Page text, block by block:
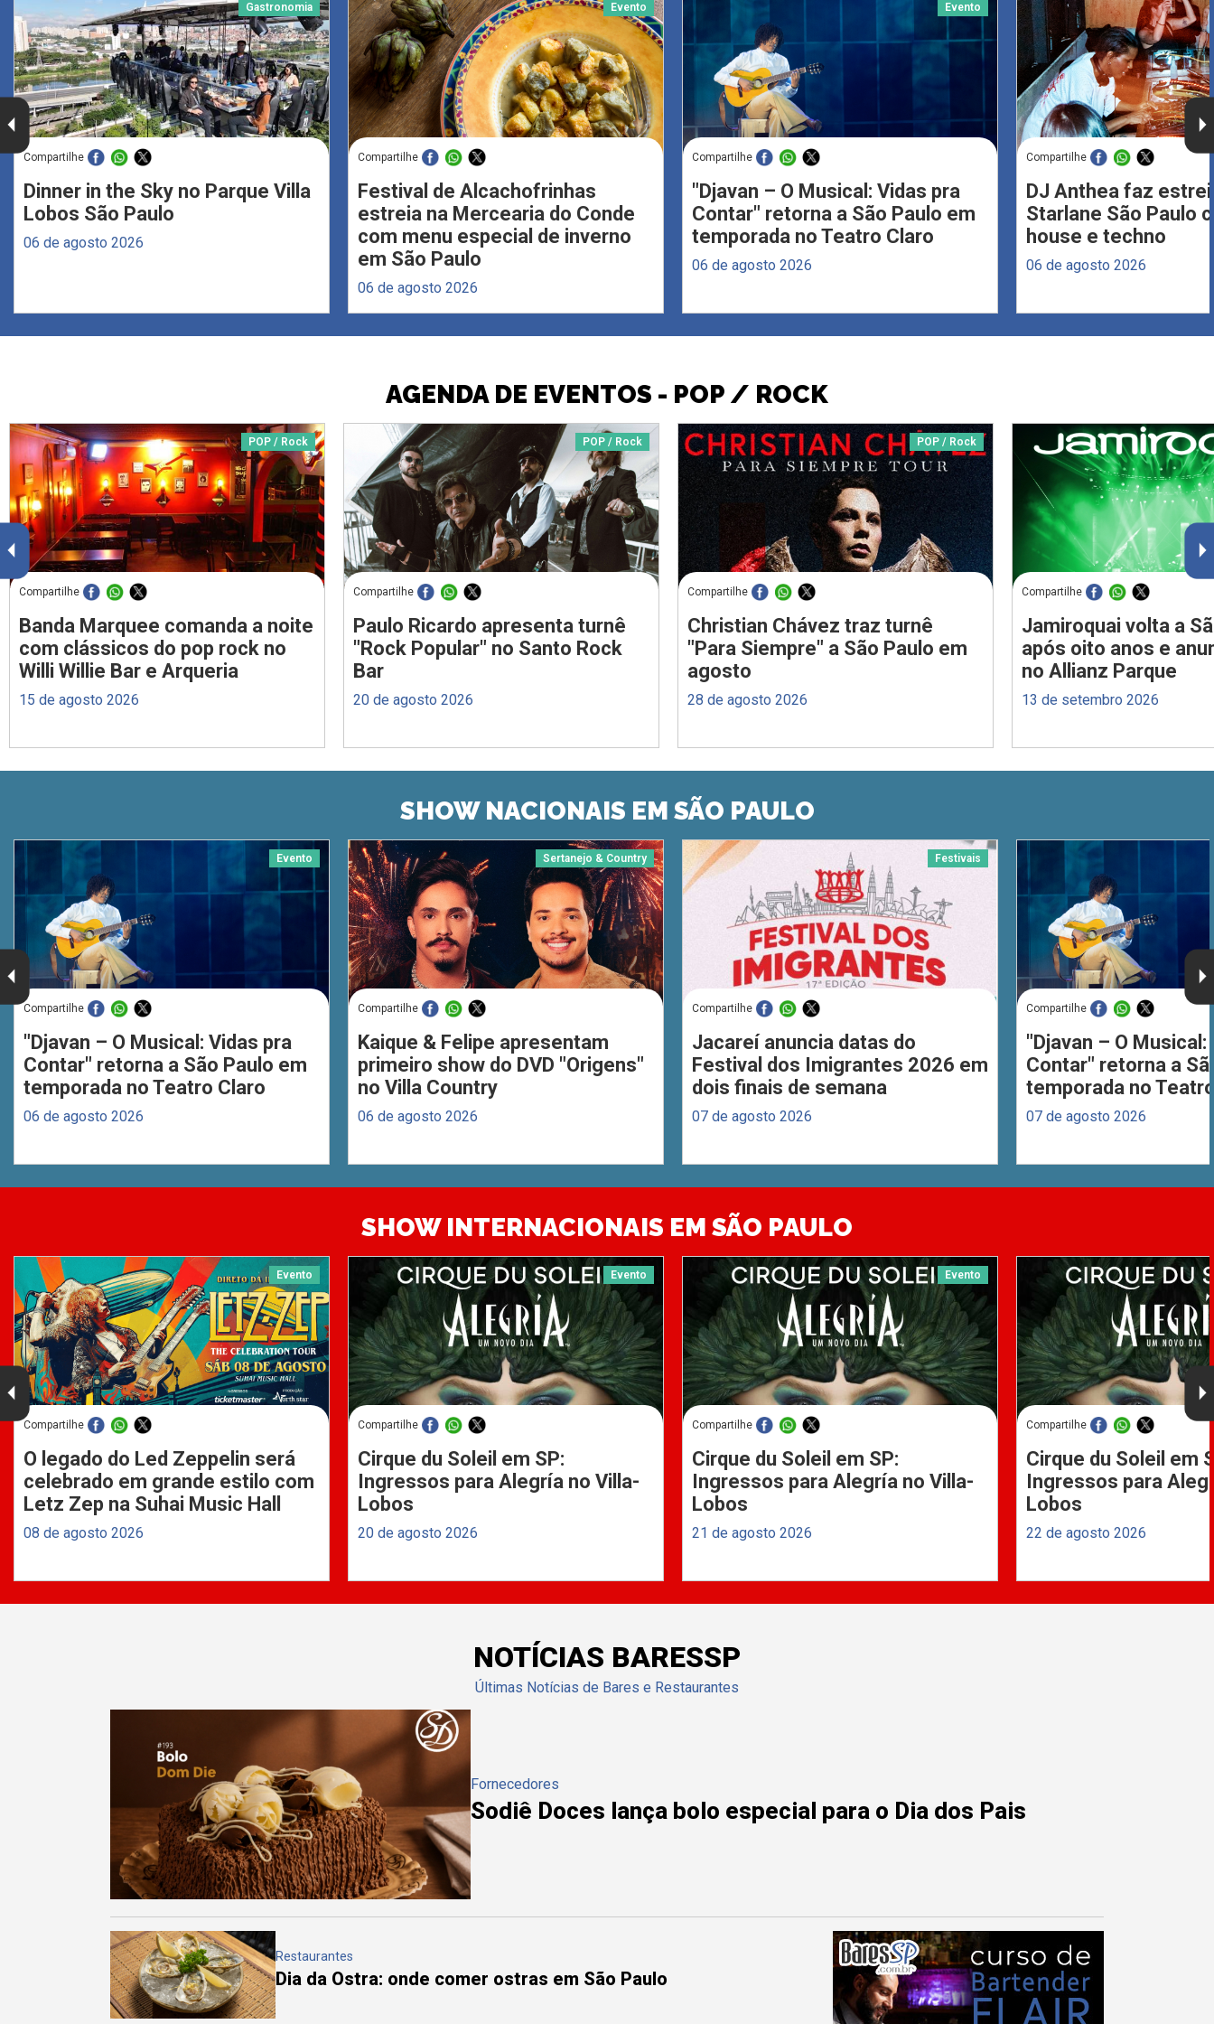
Gastronomia
Compartilhe
Dinner in the Sky no Parque Villa
Lobos São Paulo
06 de agosto 2026
Evento
Compartilhe
Festival de Alcachofrinhas
estreia na Mercearia do Conde
com menu especial de inverno
em São Paulo
06 de agosto 2026
Evento
Compartilhe
"Djavan – O Musical: Vidas pra
Contar" retorna a São Paulo em
temporada no Teatro Claro
06 de agosto 2026
Compartilhe
DJ Anthea faz
Starlane São Paulo
house e techno
06 de agosto 2026
AGENDA DE EVENTOS - POP / ROCK
POP / Rock
Compartilhe
Banda Marquee comanda a noite
com clássicos do pop rock no
Willi Willie Bar e Arqueria
15 de agosto 2026
POP / Rock
Compartilhe
Paulo Ricardo apresenta turnê
"Rock Popular" no Santo Rock
Bar
20 de agosto 2026
POP / Rock
Compartilhe
Christian Chávez traz turnê
"Para Siempre" a São Paulo em
agosto
28 de agosto 2026
Compartilhe
Jamiroquai volta a
após oito anos e
no Allianz Parque
13 de setembro 2026
SHOW NACIONAIS EM SÃO PAULO
Evento
Compartilhe
"Djavan – O Musical: Vidas pra
Contar" retorna a São Paulo em
temporada no Teatro Claro
06 de agosto 2026
Sertanejo & Country
Compartilhe
Kaique & Felipe apresentam
primeiro show do DVD "Origens"
no Villa Country
06 de agosto 2026
Festivais
Compartilhe
Jacareí anuncia datas do
Festival dos Imigrantes 2026 em
dois finais de semana
07 de agosto 2026
Compartilhe
"Djavan – O Musical:
Contar" retorna a
temporada no
07 de agosto 2026
SHOW INTERNACIONAIS EM SÃO PAULO
Evento
Compartilhe
O legado do Led Zeppelin será
celebrado em grande estilo com
Letz Zep na Suhai Music Hall
08 de agosto 2026
Evento
Compartilhe
Cirque du Soleil em SP:
Ingressos para Alegría no Villa-
Lobos
20 de agosto 2026
Evento
Compartilhe
Cirque du Soleil em SP:
Ingressos para Alegría no Villa-
Lobos
21 de agosto 2026
Compartilhe
Cirque du Soleil em
Ingressos para
Lobos
22 de agosto 2026
NOTÍCIAS BARESSP
Últimas Notícias de Bares e Restaurantes
Fornecedores
Sodiê Doces lança bolo especial para o Dia dos Pais
Restaurantes
Dia da Ostra: onde comer ostras em São Paulo